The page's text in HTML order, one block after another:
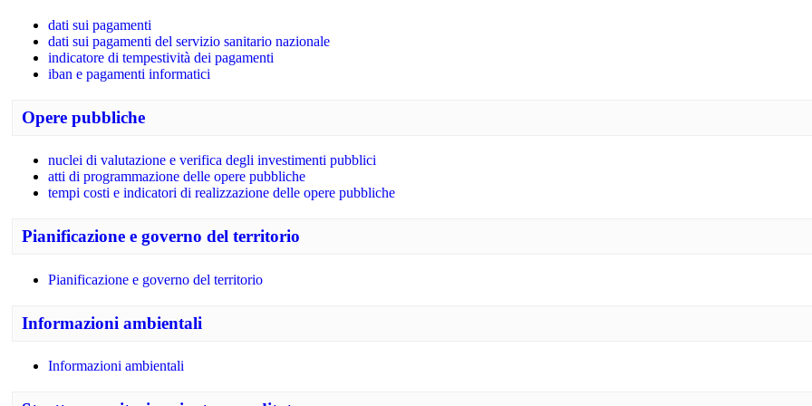
dati sui pagamenti
dati sui pagamenti del servizio sanitario nazionale
indicatore di tempestività dei pagamenti
iban e pagamenti informatici
Opere pubbliche
nuclei di valutazione e verifica degli investimenti pubblici
atti di programmazione delle opere pubbliche
tempi costi e indicatori di realizzazione delle opere pubbliche
Pianificazione e governo del territorio
Pianificazione e governo del territorio
Informazioni ambientali
Informazioni ambientali